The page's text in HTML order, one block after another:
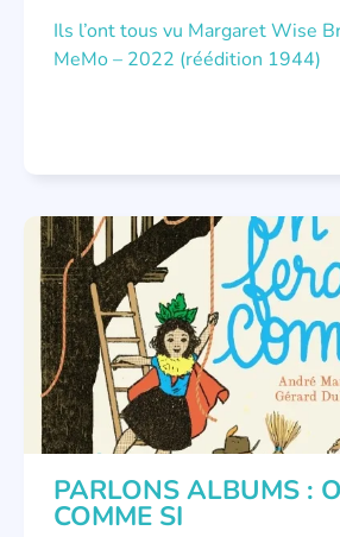
Ils l’ont tous vu Margaret Wise
MeMo – 2022 (réédition 1944)
PARLONS ALBUMS
PARLONS ALBUMS :
COMME SI